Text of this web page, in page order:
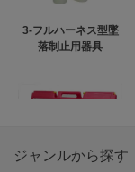
3-フルハーネス型墜
落制止用器具
ジャンルから探す